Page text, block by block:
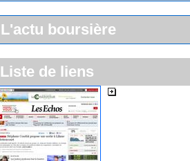
L'actu boursière
Liste de liens